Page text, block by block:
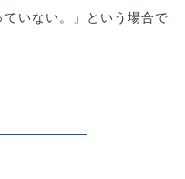
ていない。」という場合で